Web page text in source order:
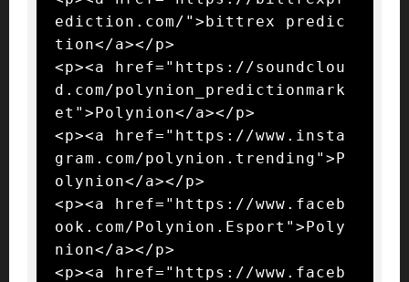
ediction.com/">bittrex predic
tion</a></p>
<p><a href="https://soundclou
d.com/polynion_predictionmark
et">Polynion</a></p>
<p><a href="https://www.insta
gram.com/polynion.trending">P
olynion</a></p>
<p><a href="https://www.faceb
ook.com/Polynion.Esport">Poly
nion</a></p>
<p><a href="https://www.faceb